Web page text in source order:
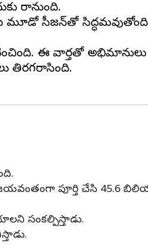
రానుంది.
మూడో సీజన్‌తో
ఈ వార్తతో అభిమానులు
తిరగరాసింది.
పూర్తి చేసి 45.6
సంకల్పిస్తాడు.